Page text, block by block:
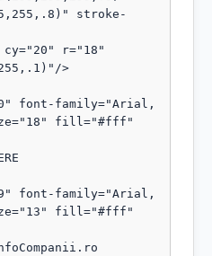
stroke-
>
fill="#fff"
fill="#fff"